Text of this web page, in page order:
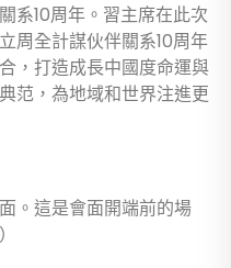
系10周年。習主席在此次
周全計謀伙伴關系10周年
，打造成長中國度命運與
范，為地域和世界注進更
。這是會面開端前的場